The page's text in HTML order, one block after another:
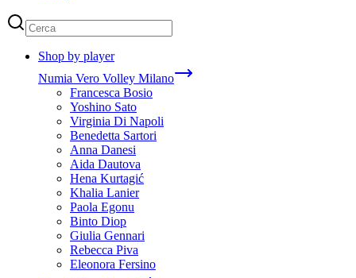
Shop by player
Numia Vero Volley Milano
Francesca Bosio
Yoshino Sato
Virginia Di Napoli
Benedetta Sartori
Anna Danesi
Aida Dautova
Hena Kurtagić
Khalia Lanier
Paola Egonu
Binto Diop
Giulia Gennari
Rebecca Piva
Eleonora Fersino